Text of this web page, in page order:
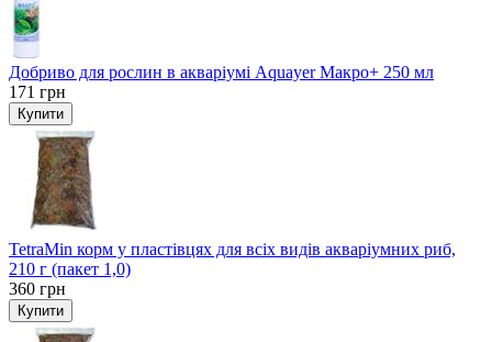
Добриво для рослин в акваріумі Aquayer Макро+ 250 мл
171 грн
Купити
TetraMin корм у пластівцях для всіх видів акваріумних риб,
210 г (пакет 1,0)
360 грн
Купити